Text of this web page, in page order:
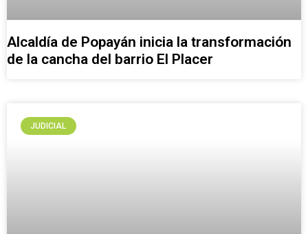
Alcaldía de Popayán inicia la transformación
de la cancha del barrio El Placer
JUDICIAL